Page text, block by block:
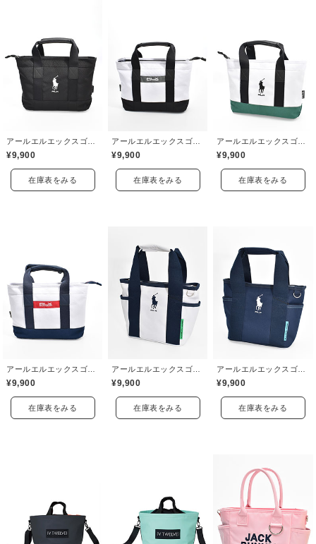
¥9,900
在庫表をみる
¥9,900
在庫表をみる
¥9,900
在庫表をみる
¥9,900
在庫表をみる
¥9,900
在庫表をみる
¥9,900
在庫表をみる